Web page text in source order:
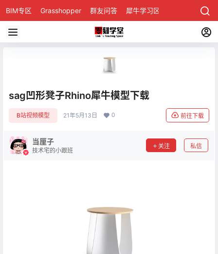
BIM专区 Grasshopper 群友问答 犀牛学习区
sag凹形凳子Rhino犀牛模型下载
B站视频模型 21年5月13日 0 前往下载
当厘子
技术宅的小跟班
关注 私信